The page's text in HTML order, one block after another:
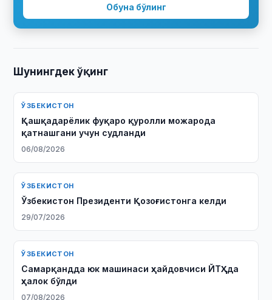
Обуна бўлинг
Шунингдек ўқинг
ЎЗБЕКИСТОН
Қашқадарёлик фуқаро қуролли можарода
қатнашгани учун судланди
06/08/2026
ЎЗБЕКИСТОН
Ўзбекистон Президенти Қозоғистонга келди
29/07/2026
ЎЗБЕКИСТОН
Самарқандда юк машинаси ҳайдовчиси ЙТҲда
ҳалок бўлди
07/08/2026